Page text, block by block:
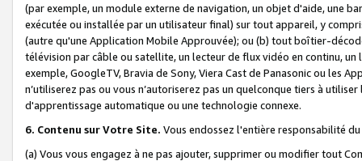
(par exemple, un module externe de navigation, un objet d'aide, une
exécutée ou installée par un utilisateur final) sur tout appareil, y
(autre qu'une Application Mobile Approuvée); ou (b) tout boîtier-
télévision par câble ou satellite, un lecteur de flux vidéo en continu,
exemple, GoogleTV, Bravia de Sony, Viera Cast de Panasonic ou les
n’utiliserez pas ou vous n’autoriserez pas un quelconque tiers à
d'apprentissage automatique ou une technologie connexe.
6. Contenu sur Votre Site. Vous endossez l'entière responsabilité
(a) Vous vous engagez à ne pas ajouter, supprimer ou modifier tout